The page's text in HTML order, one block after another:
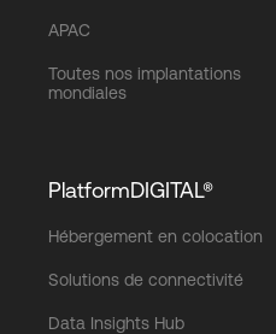
APAC
Toutes nos implantations
mondiales
PlatformDIGITAL®
Hébergement en colocation
Solutions de connectivité
Data Insights Hub